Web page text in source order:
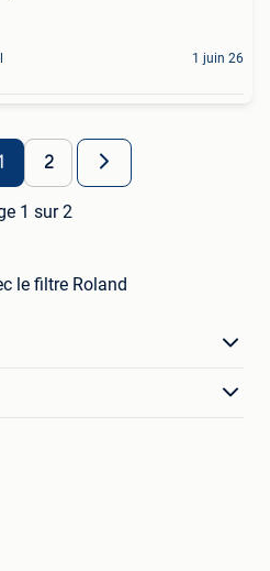
1 juin 26
2
1 sur 2
le filtre Roland